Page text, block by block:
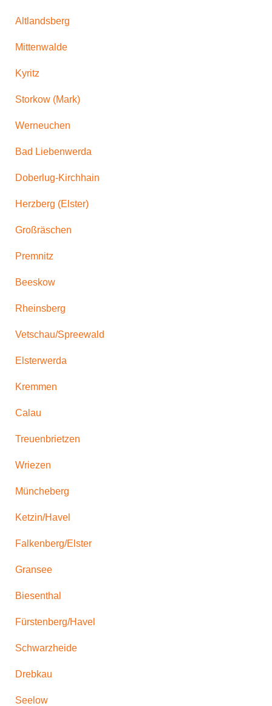
Altlandsberg
Mittenwalde
Kyritz
Storkow (Mark)
Werneuchen
Bad Liebenwerda
Doberlug-Kirchhain
Herzberg (Elster)
Großräschen
Premnitz
Beeskow
Rheinsberg
Vetschau/Spreewald
Elsterwerda
Kremmen
Calau
Treuenbrietzen
Wriezen
Müncheberg
Ketzin/Havel
Falkenberg/Elster
Gransee
Biesenthal
Fürstenberg/Havel
Schwarzheide
Drebkau
Seelow